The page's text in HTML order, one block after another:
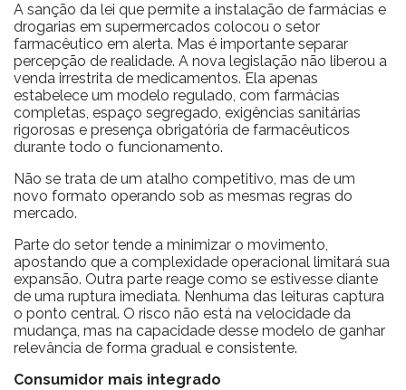
A sanção da lei que permite a instalação de farmácias e
drogarias em supermercados colocou o setor
farmacêutico em alerta. Mas é importante separar
percepção de realidade. A nova legislação não liberou a
venda irrestrita de medicamentos. Ela apenas
estabelece um modelo regulado, com farmácias
completas, espaço segregado, exigências sanitárias
rigorosas e presença obrigatória de farmacêuticos
durante todo o funcionamento.
Não se trata de um atalho competitivo, mas de um
novo formato operando sob as mesmas regras do
mercado.
Parte do setor tende a minimizar o movimento,
apostando que a complexidade operacional limitará sua
expansão. Outra parte reage como se estivesse diante
de uma ruptura imediata. Nenhuma das leituras captura
o ponto central. O risco não está na velocidade da
mudança, mas na capacidade desse modelo de ganhar
relevância de forma gradual e consistente.
Consumidor mais integrado